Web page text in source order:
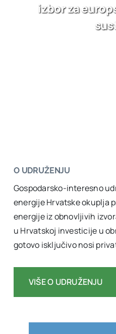
izbor za
O UDRUŽENJU
Gospodarsko-interesno
energije Hrvatske okuplja
energije iz obnovljivih
u Hrvatskoj investicije u
gotovo isključivo nosi
VIŠE O UDRUŽENJU